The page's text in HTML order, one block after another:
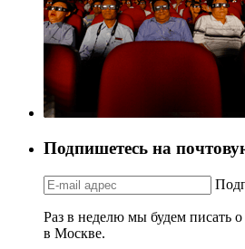
Подпишетесь на
Раз в неделю мы будем писать
в Москве.